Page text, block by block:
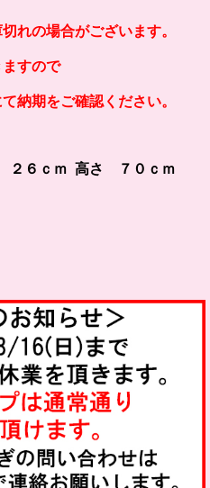
れの場合がございます。
すので
納期をご確認ください。
６ｃｍ 高さ ７０ｃｍ